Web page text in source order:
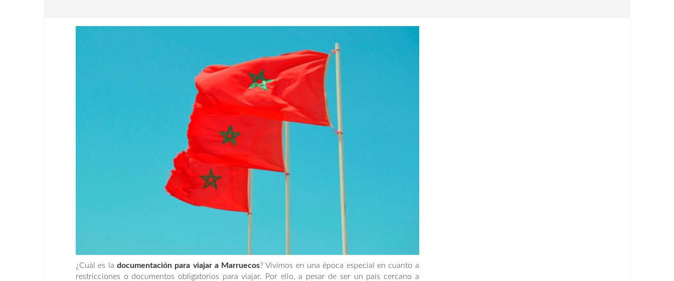
¿Cuál es la documentación para viajar a Marruecos? Vivimos en una época especial en cuanto a
restricciones o documentos obligatorios para viajar. Por ello, a pesar de ser un país cercano a